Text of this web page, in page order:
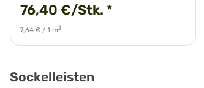
76,40 €/Stk. *
7,64 € / 1 m2
Sockelleisten